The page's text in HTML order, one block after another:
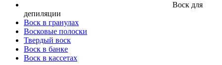
Воск для
депиляции
Воск в гранулах
Восковые полоски
Твердый воск
Воск в банке
Воск в кассетах